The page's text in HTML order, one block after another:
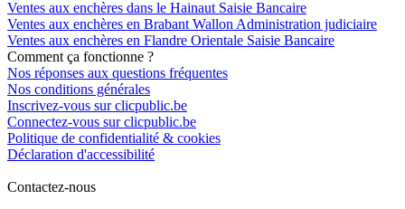
Ventes aux enchères dans le Hainaut Saisie Bancaire
Ventes aux enchères en Brabant Wallon Administration judiciaire
Ventes aux enchères en Flandre Orientale Saisie Bancaire
Comment ça fonctionne ?
Nos réponses aux questions fréquentes
Nos conditions générales
Inscrivez-vous sur clicpublic.be
Connectez-vous sur clicpublic.be
Politique de confidentialité & cookies
Déclaration d'accessibilité
Contactez-nous